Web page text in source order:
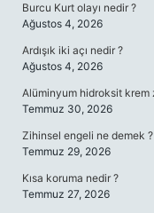
Burcu Kurt olayı nedir ?
Ağustos 4, 2026
Ardışık iki açı nedir ?
Ağustos 4, 2026
Alüminyum hidroksit krem
Temmuz 30, 2026
Zihinsel engeli ne demek ?
Temmuz 29, 2026
Kısa koruma nedir ?
Temmuz 27, 2026